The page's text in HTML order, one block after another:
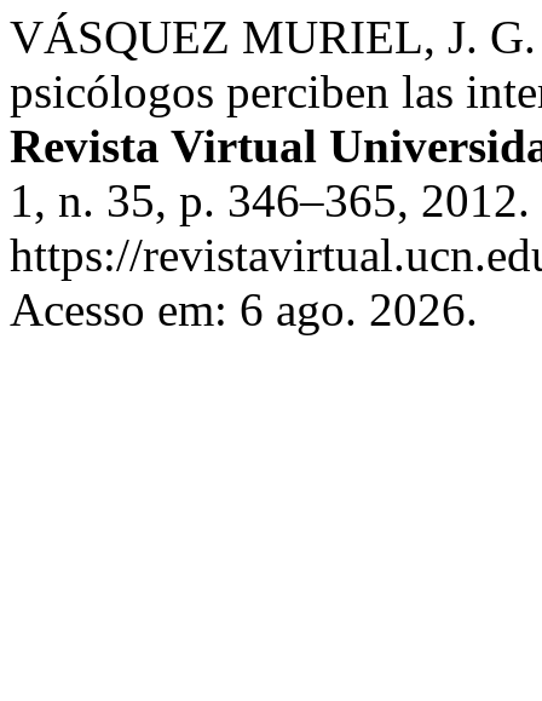
VÁSQUEZ MURIEL, J.
psicólogos perciben las
Revista Virtual
1, n. 35, p. 346–365,
https://
Acesso em: 6 ago. 2026.